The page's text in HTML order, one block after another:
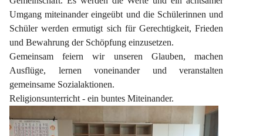
Umgang miteinander eingeübt und die Schülerinnen und
Schüler werden ermutigt sich für Gerechtigkeit, Frieden
und Bewahrung der Schöpfung einzusetzen.
Gemeinsam feiern wir unseren Glauben, machen
Ausflüge, lernen voneinander und veranstalten
gemeinsame Sozialaktionen.
Religionsunterricht - ein buntes Miteinander.